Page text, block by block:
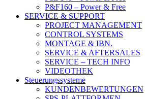
P&F160 – Power & Free
SERVICE & SUPPORT
PROJECT MANAGEMENT
CONTROL SYSTEMS
MONTAGE & IBN.
SERVICE & AFTERSALES
SERVICE – TECH INFO
VIDEOTHEK
Steuerungssysteme
KUNDENBEWERTUNGEN